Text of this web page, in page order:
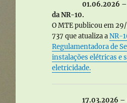
01.06.2026 –
da NR-10.
O MTE publicou em
737 que atualiza aNR-
Regulamentadora de
instalações elétricas e
eletricidade.
17.03.2026 –